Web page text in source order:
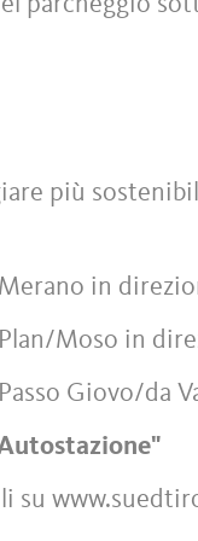
più
in
Moso in
Giovo/da
su